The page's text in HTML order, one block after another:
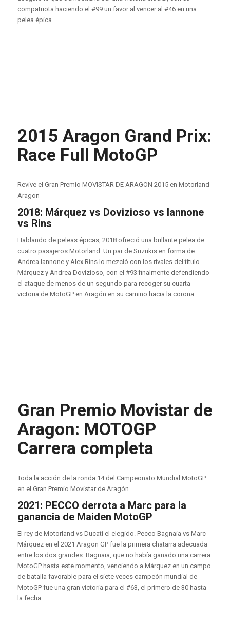
compatriota haciendo el #99 un favor al vencer al #46 en una
pelea épica.
2015 Aragon Grand Prix:
Race Full MotoGP
Revive el Gran Premio MOVISTAR DE ARAGON 2015 en Motorland
Aragon
2018: Márquez vs Dovizioso vs Iannone
vs Rins
Hablando de peleas épicas, 2018 ofreció una brillante pelea de
cuatro pasajeros Motorland. Un par de Suzukis en forma de
Andrea Iannone y Alex Rins lo mezcló con los rivales del título
Márquez y Andrea Dovizioso, con el #93 finalmente defendiendo
el ataque de menos de un segundo para recoger su cuarta
victoria de MotoGP en Aragón en su camino hacia la corona.
Gran Premio Movistar de
Aragon: MOTOGP
Carrera completa
Toda la acción de la ronda 14 del Campeonato Mundial MotoGP
en el Gran Premio Movistar de Aragón
2021: PECCO derrota a Marc para la
ganancia de Maiden MotoGP
El rey de Motorland vs Ducati el elegido. Pecco Bagnaia vs Marc
Márquez en el 2021 Aragon GP fue la primera chatarra adecuada
entre los dos grandes. Bagnaia, que no había ganado una carrera
MotoGP hasta este momento, venciendo a Márquez en un campo
de batalla favorable para el siete veces campeón mundial de
MotoGP fue una gran victoria para el #63, el primero de 30 hasta
la fecha.